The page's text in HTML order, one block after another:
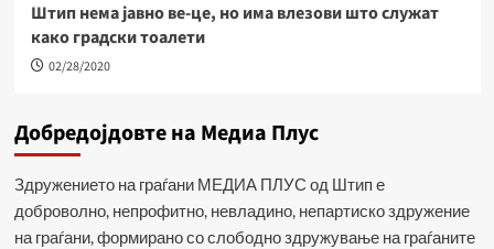
Штип нема јавно ве-це, но има влезови што служат
како градски тоалети
02/28/2020
Добредојдовте на Медиа Плус
Здружението на граѓани МЕДИА ПЛУС од Штип е
доброволно, непрофитно, невладино, непартиско здружение
на граѓани, формирано со слободно здружување на граѓаните